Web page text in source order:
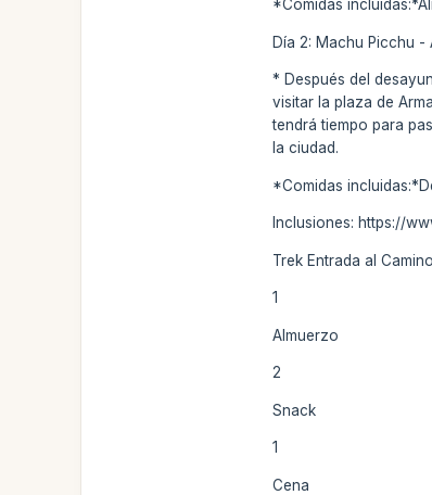
*Comidas
Día 2: Machu Picchu -
* Después del
visitar la plaza de
tendrá tiempo para
la ciudad.
*Comidas
Inclusiones: https://
Trek Entrada al
1
Almuerzo
2
Snack
1
Cena